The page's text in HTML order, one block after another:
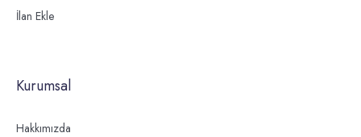
İlan Ekle
Kurumsal
Hakkımızda